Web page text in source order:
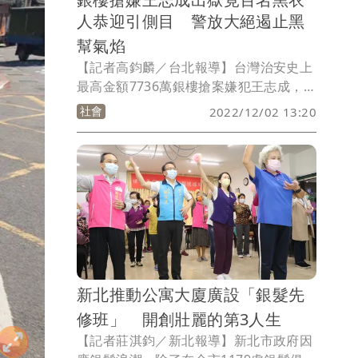
人恭迎引側目 警放大絕遏止黑
幫氣焰
【記者高鈞麟／台北報導】台灣治安史上
最高金額7736萬銀樓搶案嫌犯王志成，昨
天 （1日）從台東外役監刑滿出獄，現場
有近百位台南道上兄弟身穿黑衣黑褲在監
所外迎接。為避免聚眾滋事及釐清相關人
員背景，警方立即前往台南市歸仁區某民
宅攔檢及盤查，警方仍依規定逐一登錄作
為日後勾稽幫派成員與強力掃蕩的依據。
社會 2022/12/02 13:20
新北推動公寓大廈廣設「銀髮先
修班」 開創壯麗的第3人生
【記者莊淇鈞／新北報導】新北市政府因